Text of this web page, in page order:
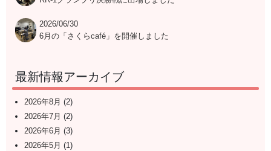
2026/06/30
6月の「さくらcafé」を開催しました
最新情報アーカイブ
2026年8月 (2)
2026年7月 (2)
2026年6月 (3)
2026年5月 (1)